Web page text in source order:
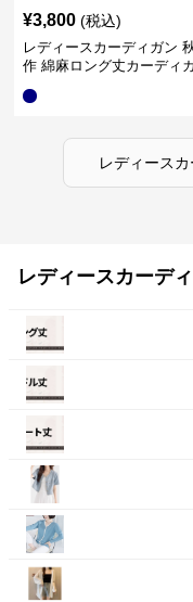
¥3,800 (税込)
レディースカーディガン
作 綿麻ロング丈カーディ
レディース
レディースカーデ